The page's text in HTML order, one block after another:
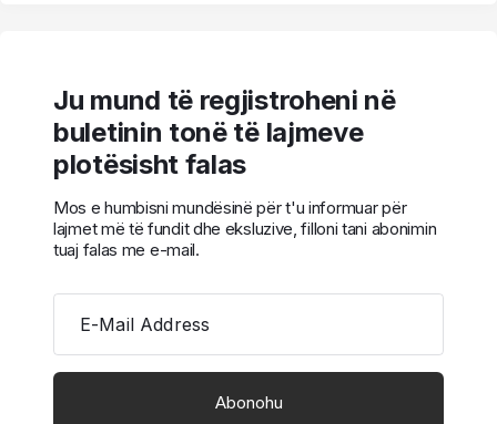
Ju mund të regjistroheni në
buletinin tonë të lajmeve
plotësisht falas
Mos e humbisni mundësinë për t'u informuar për
lajmet më të fundit dhe eksluzive, filloni tani abonimin
tuaj falas me e-mail.
E-Mail Address